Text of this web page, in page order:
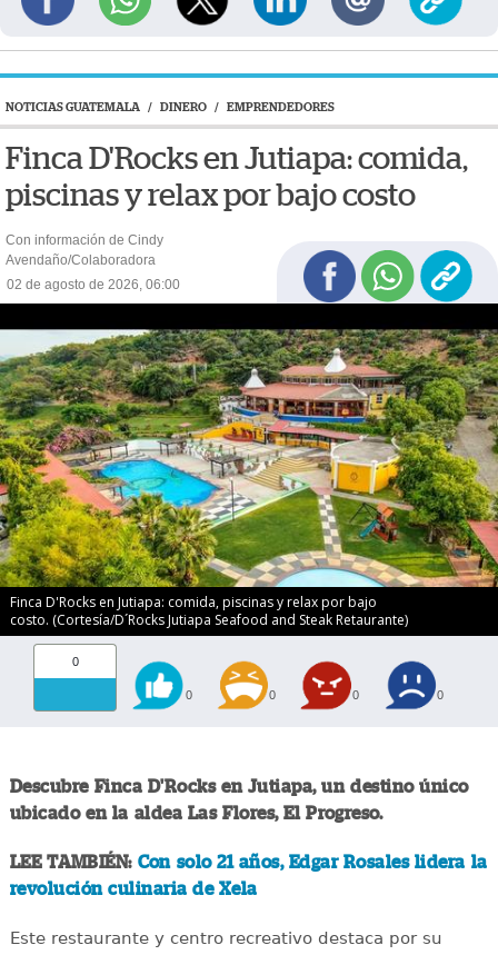
NOTICIAS GUATEMALA / DINERO / EMPRENDEDORES
Finca D'Rocks en Jutiapa: comida,
piscinas y relax por bajo costo
Con información de Cindy
Avendaño/Colaboradora
02 de agosto de 2026, 06:00
Finca D'Rocks en Jutiapa: comida, piscinas y relax por bajo
costo. (Cortesía/D´Rocks Jutiapa Seafood and Steak Retaurante)
0
0 0 0 0
Descubre Finca D'Rocks en Jutiapa, un destino único
ubicado en la aldea Las Flores, El Progreso.
LEE TAMBIÉN: Con solo 21 años, Edgar Rosales lidera la
revolución culinaria de Xela
Este restaurante y centro recreativo destaca por su